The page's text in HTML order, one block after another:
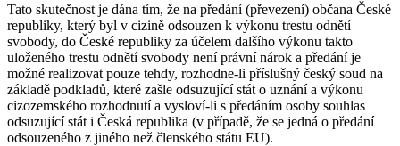
Tato skutečnost je dána tím, že na předání (převezení) občana České
republiky, který byl v cizině odsouzen k výkonu trestu odnětí
svobody, do České republiky za účelem dalšího výkonu takto
uloženého trestu odnětí svobody není právní nárok a předání je
možné realizovat pouze tehdy, rozhodne-li příslušný český soud na
základě podkladů, které zašle odsuzující stát o uznání a výkonu
cizozemského rozhodnutí a vysloví-li s předáním osoby souhlas
odsuzující stát i Česká republika (v případě, že se jedná o předání
odsouzeného z jiného než členského státu EU).